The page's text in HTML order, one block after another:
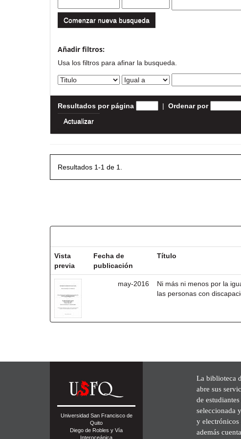
Comenzar nueva busqueda
Añadir filtros:
Usa los filtros para afinar la busqueda.
Resultados por página | Ordenar por
Resultados 1-1 de 1.
Vista
previa
Fecha de
publicación
Título
may-2016
Ni más ni menos por la
las personas con
Universidad San Francisco de
Quito
Diego de Robles y Vía
Interoceánica
La biblioteca
abre sus
de
seleccionada
y electrónicos
además